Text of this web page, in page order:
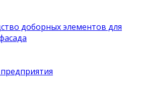
доборных элементов для